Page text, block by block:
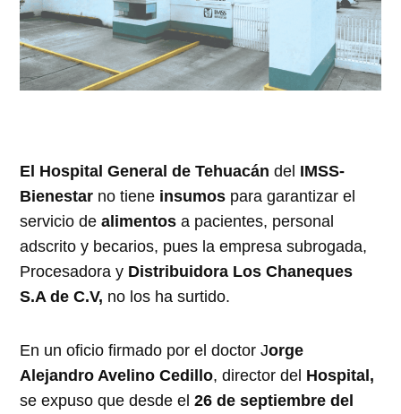
El Hospital General de Tehuacán del IMSS-
Bienestar no tiene insumos para garantizar el
servicio dealimentos a pacientes, personal
adscrito y becarios, pues la empresa subrogada,
Procesadora y Distribuidora Los Chaneques
S.A de C.V, no los ha surtido.
En un oficio firmado por el doctor Jorge
Alejandro Avelino Cedillo, director del Hospital,
se expuso que desde el26 de septiembre del